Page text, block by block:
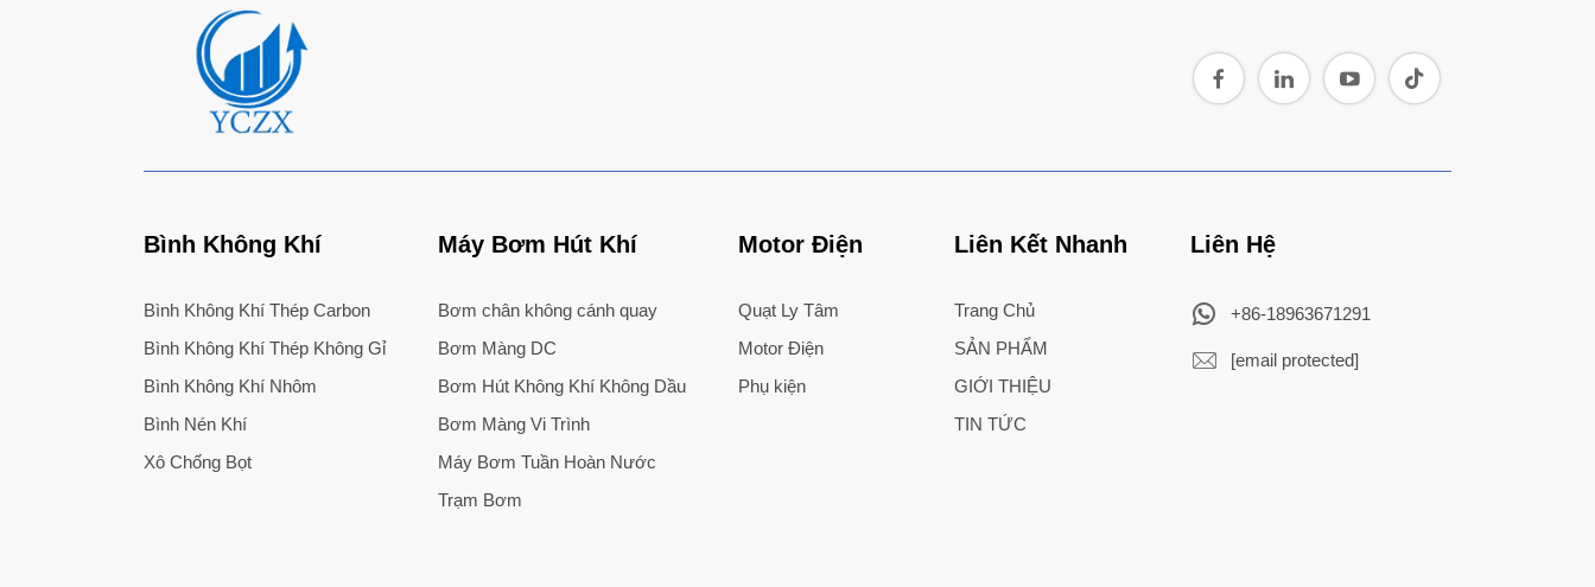
Bình Không Khí
Bình Không Khí Thép Carbon
Bình Không Khí Thép Không Gỉ
Bình Không Khí Nhôm
Bình Nén Khí
Xô Chống Bọt
Máy Bơm Hút Khí
Bơm chân không cánh quay
Bơm Màng DC
Bơm Hút Không Khí Không Dầu
Bơm Màng Vi Trình
Máy Bơm Tuần Hoàn Nước
Trạm Bơm
Motor Điện
Quạt Ly Tâm
Motor Điện
Phụ kiện
Liên Kết Nhanh
Trang Chủ
SẢN PHẨM
GIỚI THIỆU
TIN TỨC
Liên Hệ
+86-18963671291
[email protected]